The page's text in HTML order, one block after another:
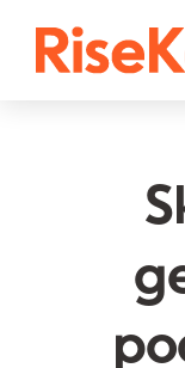
YouTube
Twitter (𝕏)